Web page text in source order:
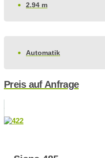
2.94 m
Automatik
Preis auf Anfrage